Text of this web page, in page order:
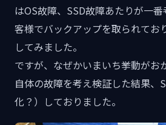
はOS故障、SSD故障あたりが一
客様でバックアップを取られてお
してみました。
ですが、なぜかいまいち挙動がお
自体の故障を考え検証した結果、
化？）しておりました。